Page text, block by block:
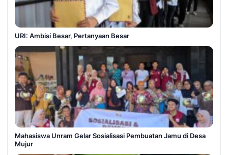
URI: Ambisi Besar, Pertanyaan Besar
Mahasiswa Unram Gelar Sosialisasi Pembuatan Jamu di Desa
Mujur